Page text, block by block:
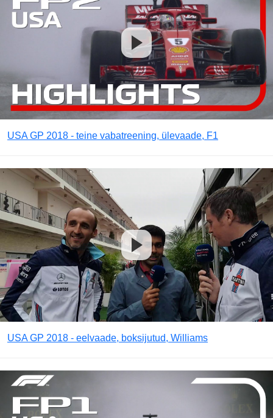
USA GP 2018 - teine vabatreening, ülevaade, F1
USA GP 2018 - eelvaade, boksijutud, Williams